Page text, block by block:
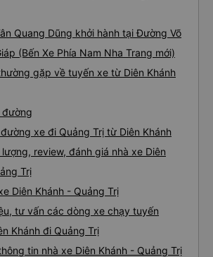
Quang Dũng khởi hành tại Đường Võ
(Bến Xe Phía Nam Nha Trang mới)
gặp về tuyến xe từ Diên Khánh
xe đi Quảng Trị từ Diên Khánh
lượng, review, đánh giá nhà xe Diên
Trị
Diên Khánh - Quảng Trị
tư vấn các dòng xe chạy tuyến
Khánh đi Quảng Trị
tin nhà xe Diên Khánh - Quảng Trị